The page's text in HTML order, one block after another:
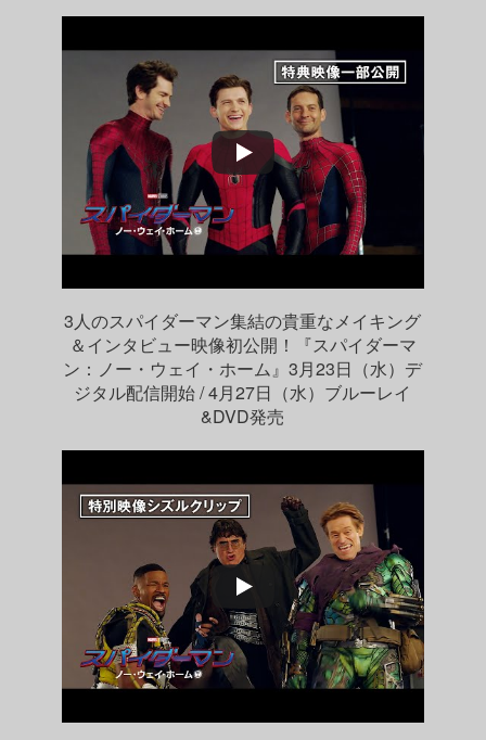
3人のスパイダーマン集結の貴重なメイキング
＆インタビュー映像初公開！『スパイダーマ
ン：ノー・ウェイ・ホーム』3月23日（水）デ
ジタル配信開始 / 4月27日（水）ブルーレイ
&DVD発売